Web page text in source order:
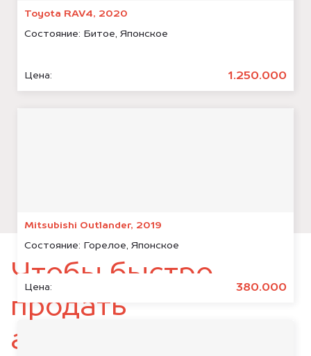
Toyota RAV4, 2020
Состояние: Битое, Японское
Цена: 1.250.000
Mitsubishi Outlander, 2019
Состояние: Горелое, Японское
Цена: 380.000
Чтобы быстро
продать
автомобиль,